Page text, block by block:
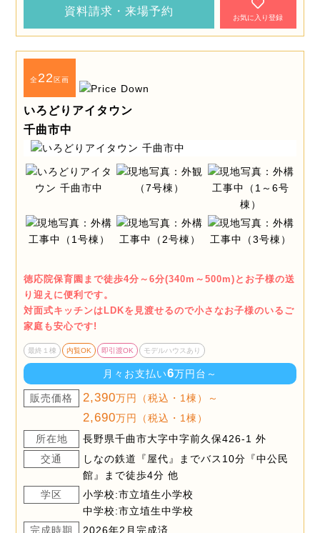
資料請求・来場予約
お気に入り登録
全22区画
いろどりアイタウン
千曲市中
徳応院保育園まで徒歩4分～6分(340m～500m)とお子様の送
り迎えに便利です。
対面式キッチンはLDKを見渡せるので小さなお子様のいるご
家庭も安心です!
最終１棟 内覧OK 即引渡OK モデルハウスあり
月々お支払い6万円台～
販売価格 2,390万円（税込・1棟）～
2,690万円（税込・1棟）
所在地
長野県千曲市大字中字前久保426-1 外
交通
しなの鉄道『屋代』までバス10分『中公民
館』まで徒歩4分 他
学区
小学校:市立埴生小学校
中学校:市立埴生中学校
完成時期
2026年2月完成済